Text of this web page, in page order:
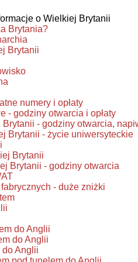
o Wielkiej Brytanii
Brytania?
Brytanii
numery i opłaty
- godziny otwarcia i opłaty
Brytanii - godziny otwarcia,
Brytanii - życie uniwersyteckie
Brytanii
Brytanii - godziny otwarcia
- duże zniżki
do Anglii
do Anglii
do Anglii